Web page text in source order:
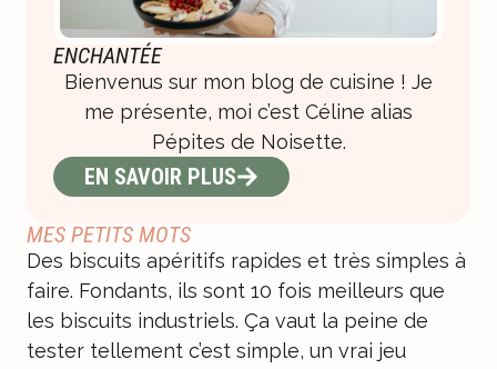
MES PETITS MOTS
Des biscuits apéritifs rapides et très simples à
faire. Fondants, ils sont 10 fois meilleurs que
les biscuits industriels. Ça vaut la peine de
tester tellement c’est simple, un vrai jeu
ENCHANTÉE
Bienvenus sur mon blog de cuisine ! Je
me présente, moi c’est Céline alias
Pépites de Noisette.
EN SAVOIR PLUS